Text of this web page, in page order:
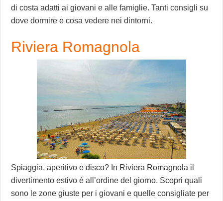
di costa adatti ai giovani e alle famiglie. Tanti consigli su
dove dormire e cosa vedere nei dintorni.
Riviera Romagnola
Spiaggia, aperitivo e disco? In Riviera Romagnola il
divertimento estivo è all’ordine del giorno. Scopri quali
sono le zone giuste per i giovani e quelle consigliate per